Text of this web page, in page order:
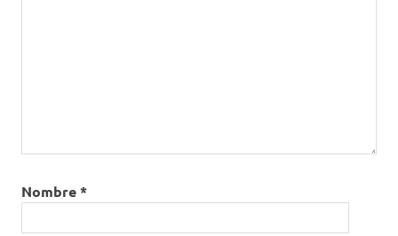
Nombre*